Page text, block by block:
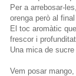
Per a arrebosar-
orenga però al
El toc aromàtic
frescor i
Una mica de
Vem posar